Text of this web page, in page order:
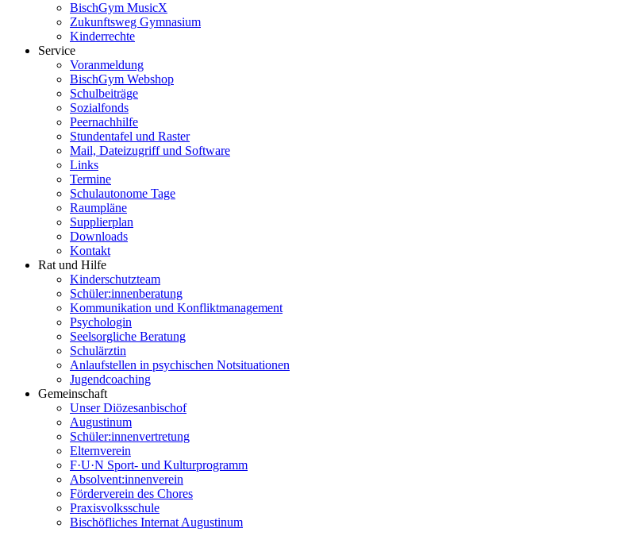
BischGym MusicX
Zukunftsweg Gymnasium
Kinderrechte
Service
Voranmeldung
BischGym Webshop
Schulbeiträge
Sozialfonds
Peernachhilfe
Stundentafel und Raster
Mail, Dateizugriff und Software
Links
Termine
Schulautonome Tage
Raumpläne
Supplierplan
Downloads
Kontakt
Rat und Hilfe
Kinderschutzteam
Schüler:innenberatung
Kommunikation und Konfliktmanagement
Psychologin
Seelsorgliche Beratung
Schulärztin
Anlaufstellen in psychischen Notsituationen
Jugendcoaching
Gemeinschaft
Unser Diözesanbischof
Augustinum
Schüler:innenvertretung
Elternverein
F·U·N Sport- und Kulturprogramm
Absolvent:innenverein
Förderverein des Chores
Praxisvolksschule
Bischöfliches Internat Augustinum